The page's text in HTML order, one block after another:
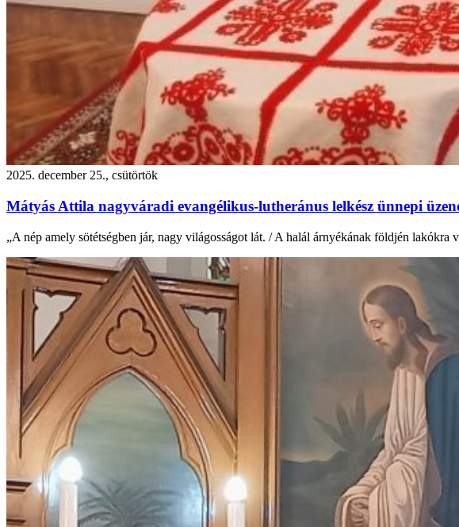
2025. december 25., csütörtök
Mátyás Attila nagyváradi evangélikus-lutheránus lelkész ünnepi
„A nép amely sötétségben jár, nagy világosságot lát. / A halál árnyékának földjén